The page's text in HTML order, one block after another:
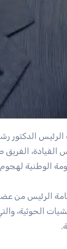
الفريق
الوطنية لهجوم
الرئيس من
الحوثية،